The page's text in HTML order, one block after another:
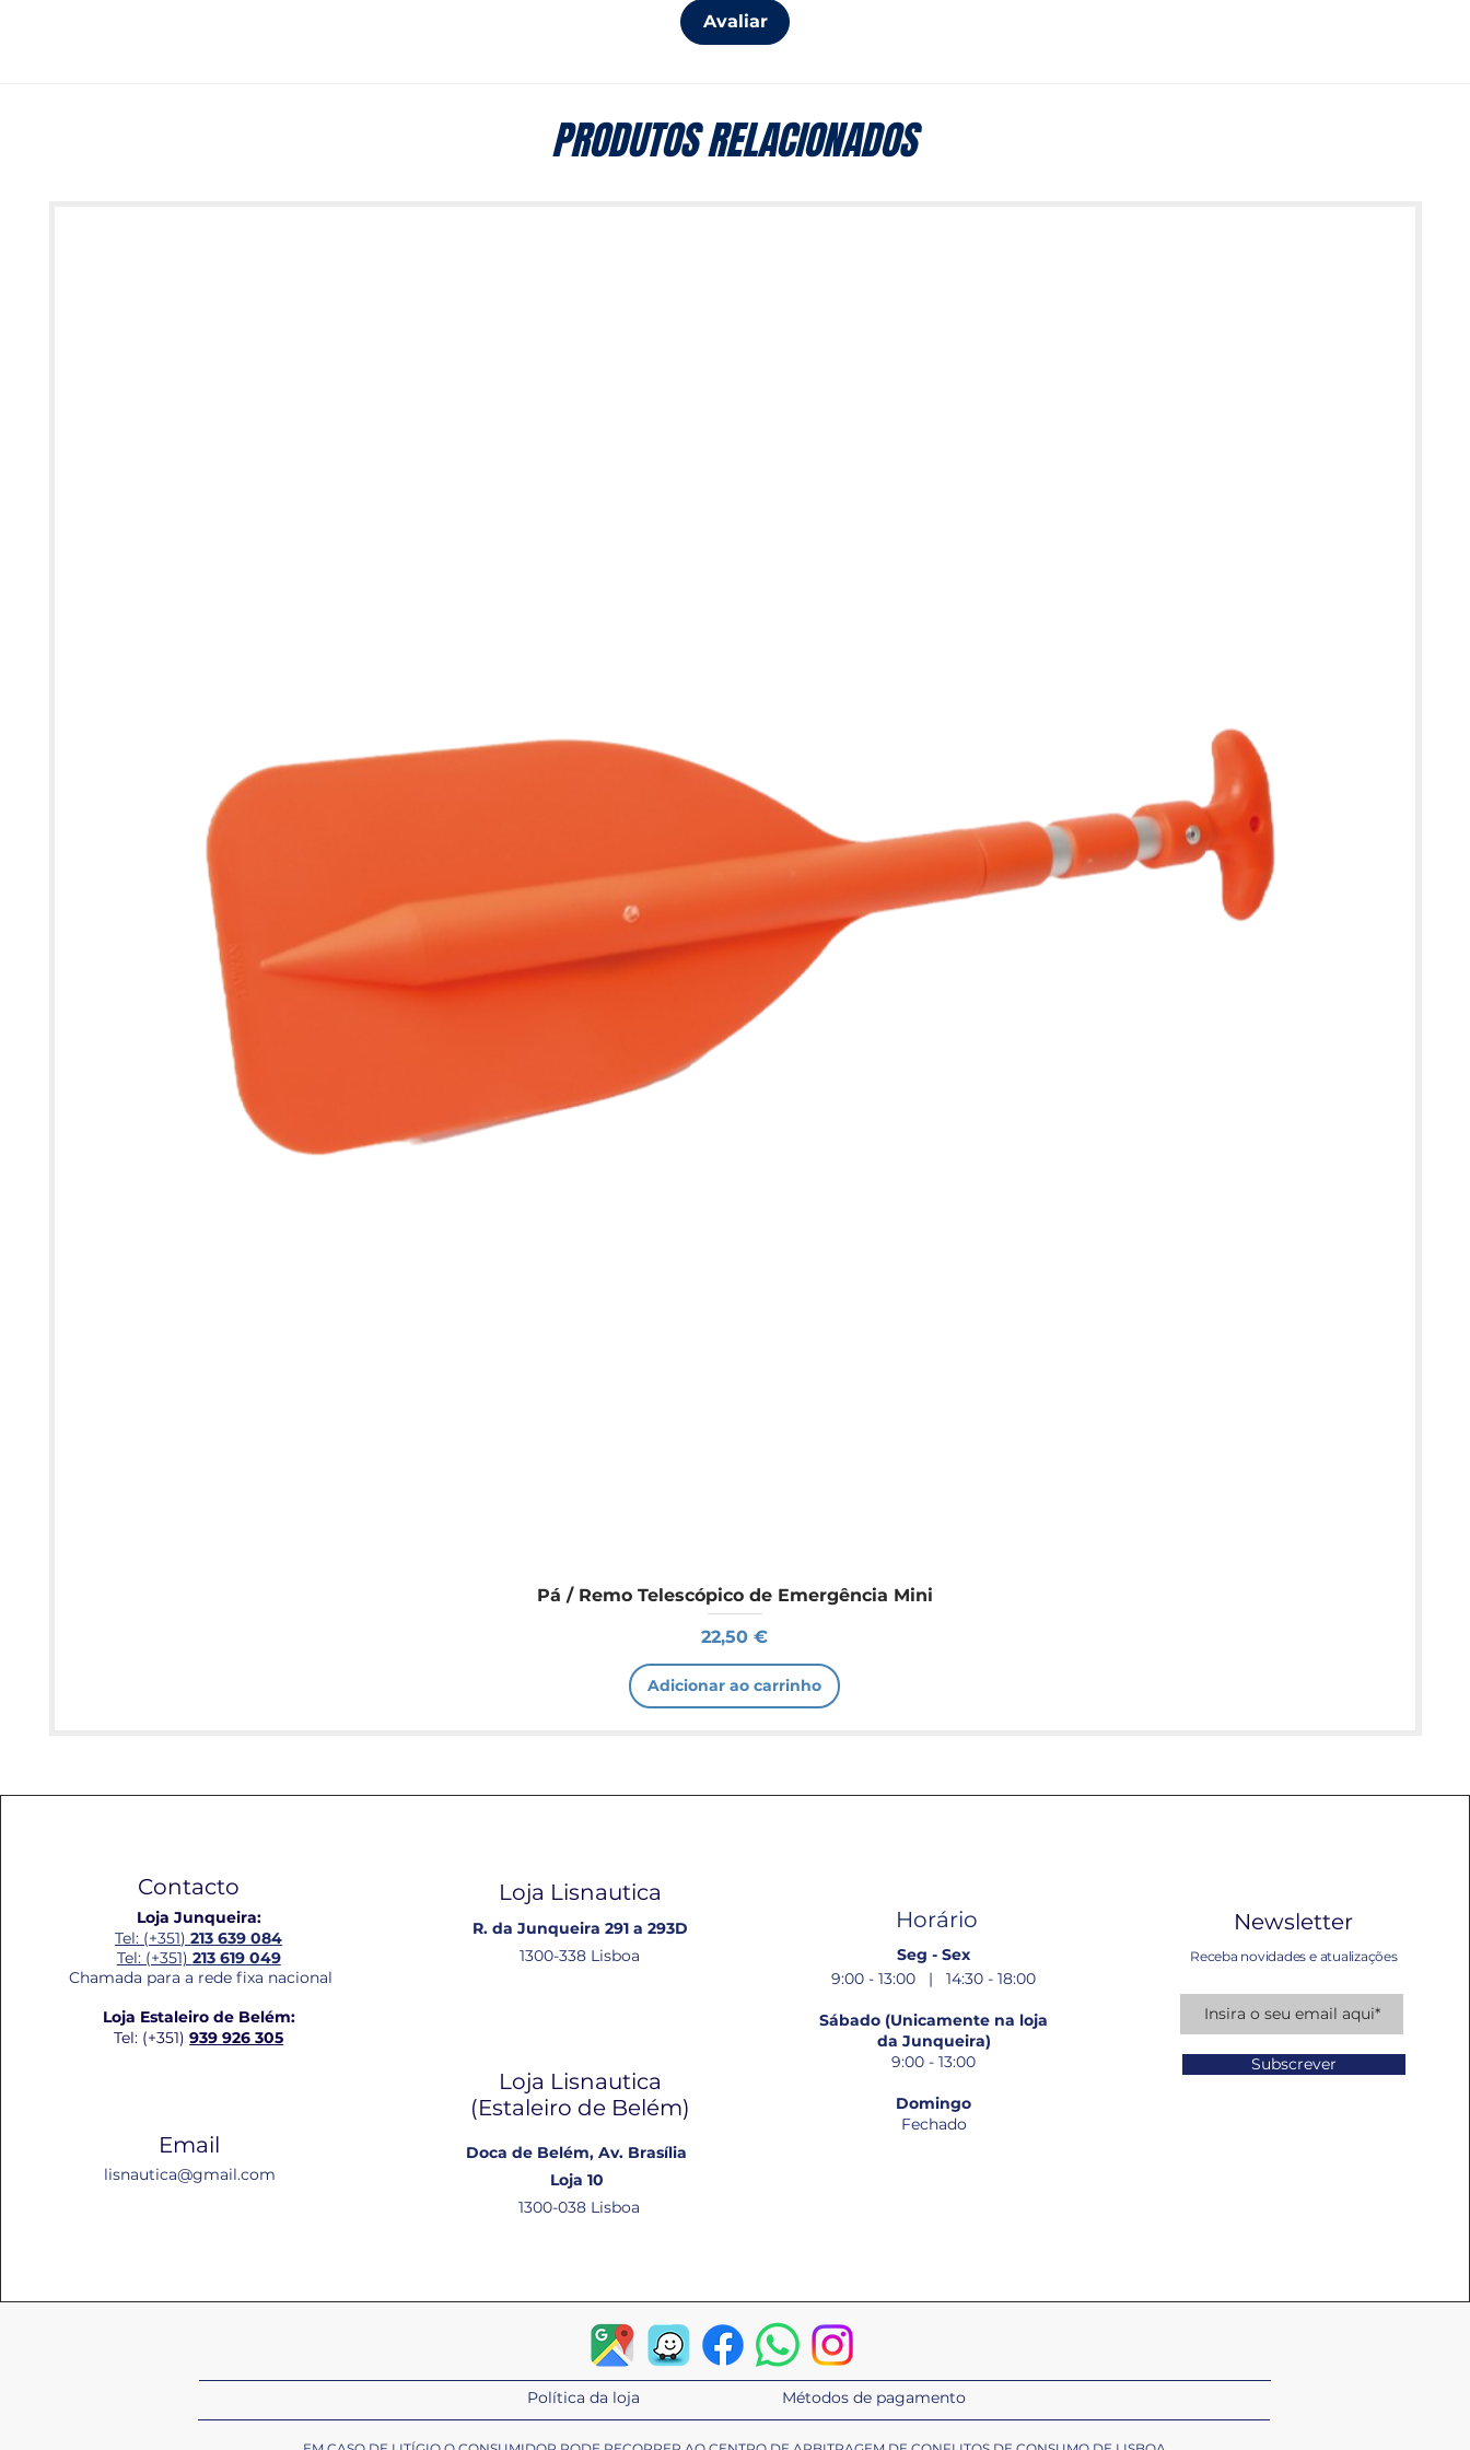
Avaliar
PRODUTOS RELACIONADOS
Pá / Remo Telescópico de Emergência Mini
Preço
22,50 €
Adicionar ao carrinho
Contacto
Loja Junqueira:
Tel: (+351)213 639 084
Tel: (+351) 213 619 049
Chamada para a rede fixa nacional
Loja Estaleiro de Belém:
Tel: (+351)939 926 305
Email
lisnautica@gmail.com
Loja Lisnautica
R. da Junqueira 291 a 293D
1300-338 Lisboa
Loja Lisnautica
(Estaleiro de Belém​)
Doca de Belém, Av. Brasília
Loja 10
1300-038 Lisboa
Horário
Seg - Sex
9:00 - 13:00 | 14:30 - 18:00
Sábado (Unicamente na loja
da Junqueira)
9:00 - 13:00
Domingo
Fechado
Newsletter
Receba novidades e atualizações
Subscrever
Política da loja Métodos de pagamento